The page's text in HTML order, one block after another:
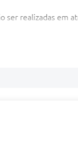
ser realizadas em
de Trânsito da